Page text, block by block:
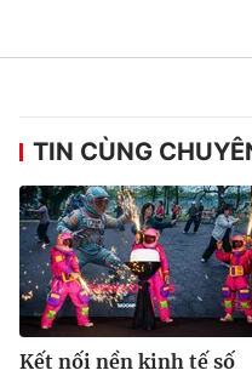
Liên hệ quảng cáo:024-
TIN CÙNG
Kết nối nền kinh tế số